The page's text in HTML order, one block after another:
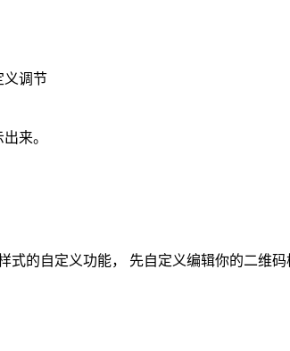
义调节
来。
的自定义功能， 先自定义编辑你的二维